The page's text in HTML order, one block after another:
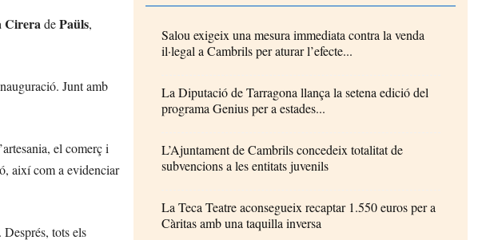
CireradePaüls,
Junt amb
el comerç i
així com a evidenciar
tots els
Salou exigeix una mesura immediata contra la venda
il·legal a Cambrils per aturar l’efecte...
La Diputació de Tarragona llança la setena edició del
programa Genius per a estades...
L’Ajuntament de Cambrils concedeix totalitat de
subvencions a les entitats juvenils
La Teca Teatre aconsegueix recaptar 1.550 euros per a
Càritas amb una taquilla inversa